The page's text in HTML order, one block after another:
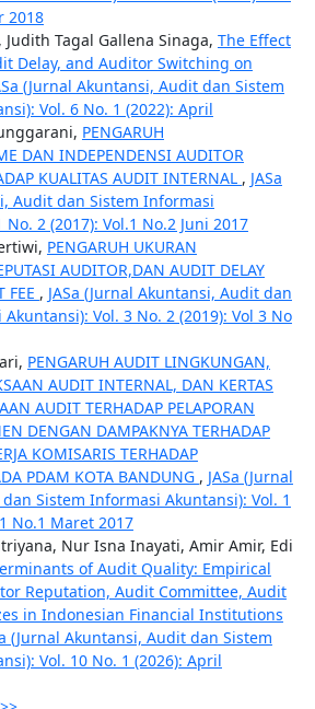
2018
Tagal Gallena Sinaga, The Effect
Delay, and Auditor Switching on
(Jurnal Akuntansi, Audit dan Sistem
Vol. 6 No. 1 (2022): April
PENGARUH
DAN INDEPENDENSI AUDITOR
KUALITAS AUDIT INTERNAL , JASa
Audit dan Sistem Informasi
2 (2017): Vol.1 No.2 Juni 2017
PENGARUH UKURAN
AUDITOR,DAN AUDIT DELAY
FEE , JASa (Jurnal Akuntansi, Audit dan
Vol. 3 No. 2 (2019): Vol 3 No
PENGARUH AUDIT LINGKUNGAN,
AUDIT INTERNAL, DAN KERTAS
AUDIT TERHADAP PELAPORAN
DENGAN DAMPAKNYA TERHADAP
KOMISARIS TERHADAP
PDAM KOTA BANDUNG , JASa (Jurnal
Sistem Informasi Akuntansi): Vol. 1
No.1 Maret 2017
Nur Isna Inayati, Amir Amir, Edi
of Audit Quality: Empirical
Reputation, Audit Committee, Audit
in Indonesian Financial Institutions
(Jurnal Akuntansi, Audit dan Sistem
Vol. 10 No. 1 (2026): April